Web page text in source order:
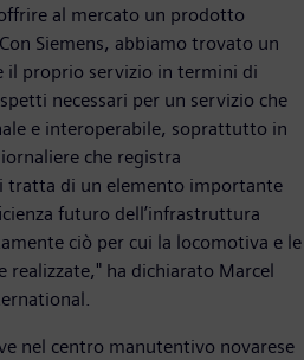
al mercato un prodotto
Siemens, abbiamo trovato un
il proprio servizio in termini di
necessari per un servizio che
e interoperabile, soprattutto in
che registra
tratta di un elemento importante
futuro dell’infrastruttura
ciò per cui la locomotiva e le
ha dichiarato Marcel
nel centro manutentivo novarese